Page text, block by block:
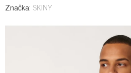
Značka: SKINY